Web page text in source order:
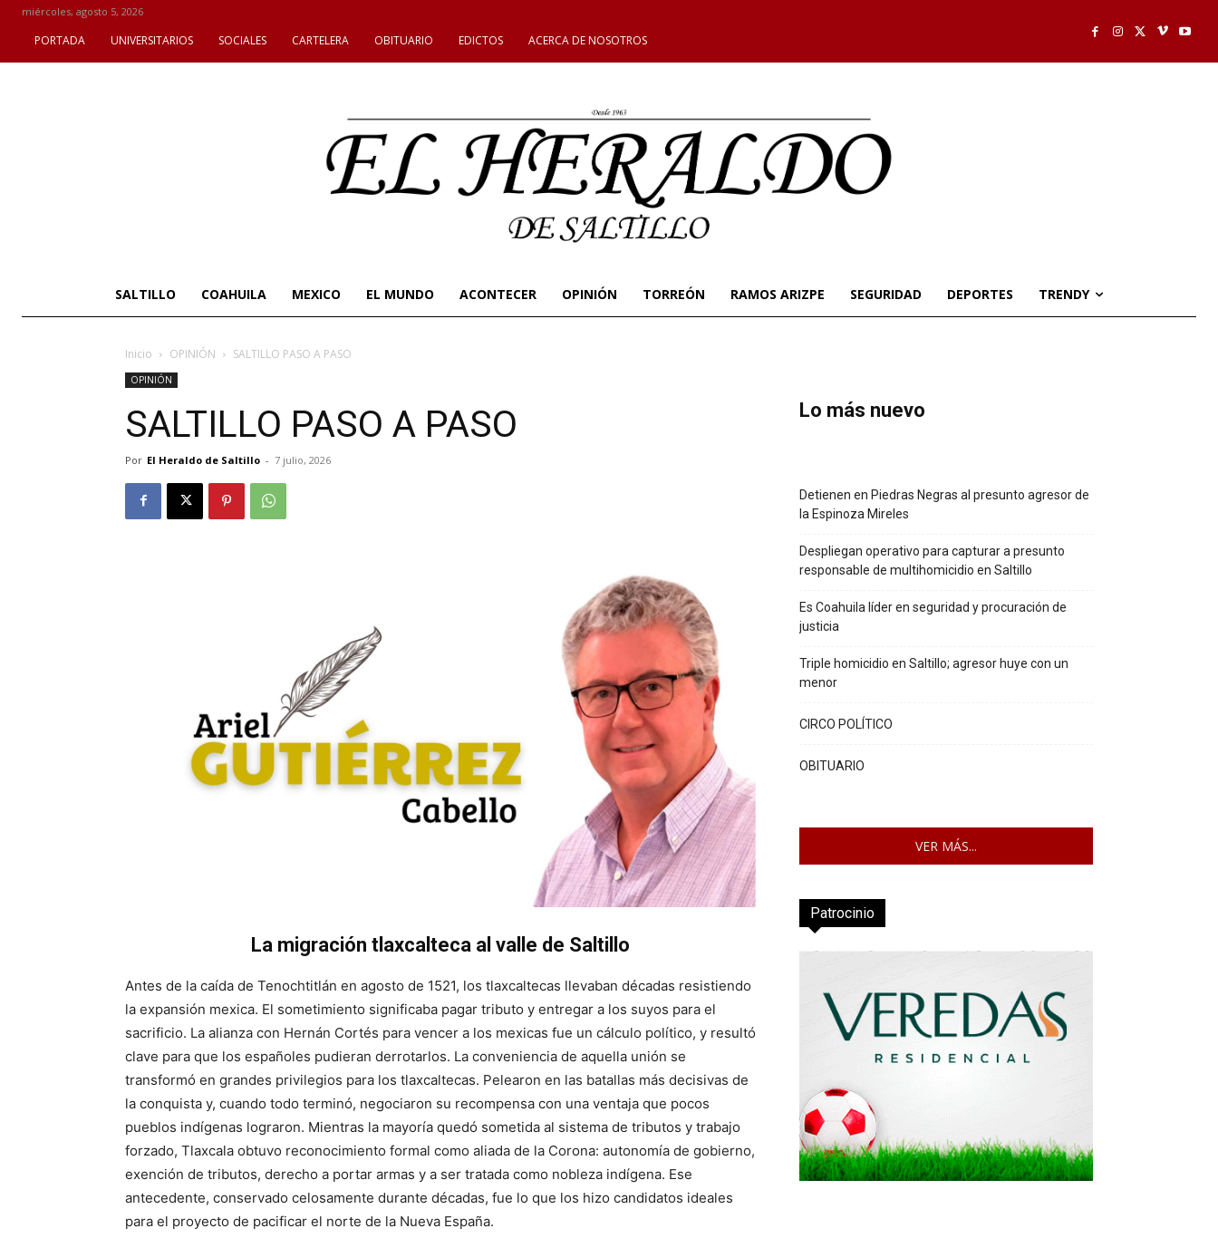
miércoles, agosto 5, 2026
PORTADA UNIVERSITARIOS SOCIALES CARTELERA OBITUARIO EDICTOS ACERCA DE NOSOTROS
SALTILLO COAHUILA MEXICO EL MUNDO ACONTECER OPINIÓN TORREÓN RAMOS ARIZPE SEGURIDAD DEPORTES TRENDY
Inicio OPINIÓN SALTILLO PASO A PASO
OPINIÓN
SALTILLO PASO A PASO
Por El Heraldo de Saltillo - 7 julio, 2026
La migración tlaxcalteca al valle de Saltillo
Antes de la caída de Tenochtitlán en agosto de 1521, los tlaxcaltecas llevaban décadas resistiendo
la expansión mexica. El sometimiento significaba pagar tributo y entregar a los suyos para el
sacrificio. La alianza con Hernán Cortés para vencer a los mexicas fue un cálculo político, y resultó
clave para que los españoles pudieran derrotarlos. La conveniencia de aquella unión se
transformó en grandes privilegios para los tlaxcaltecas. Pelearon en las batallas más decisivas de
la conquista y, cuando todo terminó, negociaron su recompensa con una ventaja que pocos
pueblos indígenas lograron. Mientras la mayoría quedó sometida al sistema de tributos y trabajo
forzado, Tlaxcala obtuvo reconocimiento formal como aliada de la Corona: autonomía de gobierno,
exención de tributos, derecho a portar armas y a ser tratada como nobleza indígena. Ese
antecedente, conservado celosamente durante décadas, fue lo que los hizo candidatos ideales
para el proyecto de pacificar el norte de la Nueva España.
Lo más nuevo
Detienen en Piedras Negras al presunto agresor de
la Espinoza Mireles
Despliegan operativo para capturar a presunto
responsable de multihomicidio en Saltillo
Es Coahuila líder en seguridad y procuración de
justicia
Triple homicidio en Saltillo; agresor huye con un
menor
CIRCO POLÍTICO
OBITUARIO
VER MÁS...
Patrocinio